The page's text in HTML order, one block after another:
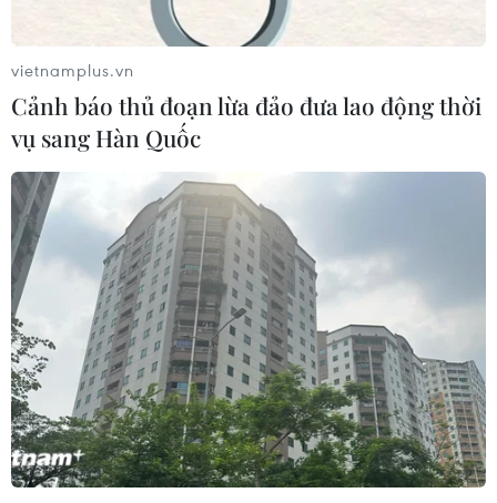
06/08/2026 14:03
Lâm Đồng vào cao điểm vụ cá Nam,
ngư dân phấn khởi vươn khơi
06/08/2026 09:06
Giá dầu tăng khi nhà đầu tư thận
trọng trước tình hình Trung Đông
06/08/2026 09:03
Giá vàng tăng phiên thứ tư liên tiếp,
chạm mức cao nhất trong 7 tuần
06/08/2026 08:36
vietnamplus.vn
Cảnh báo thủ đoạn lừa đảo đưa lao động thời
vụ sang Hàn Quốc